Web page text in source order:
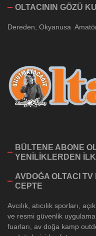
OLTACININ GÖZÜ
Dereden, Okyanusa
BÜLTENE ABONE
YENİLİKLERDEN
AVDOĞA OLTACI
CEPTE
Avcılık, atıcılık sporları,
ve resmi güvenlik
fuarları, av doğa kamp